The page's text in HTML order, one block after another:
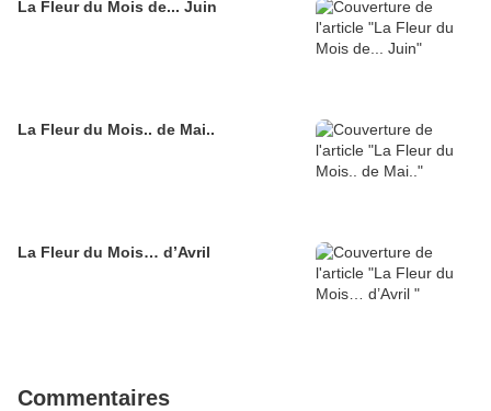
La Fleur du Mois de... Juin
La Fleur du Mois.. de Mai..
La Fleur du Mois… d’Avril
Commentaires